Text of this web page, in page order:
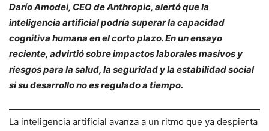
Darío Amodei, CEO de Anthropic, alertó que la
inteligencia artificial podría superar la capacidad
cognitiva humana en el corto plazo. En un ensayo
reciente, advirtió sobre impactos laborales masivos y
riesgos para la salud, la seguridad y la estabilidad social
si su desarrollo no es regulado a tiempo.
La inteligencia artificial avanza a un ritmo que ya despierta